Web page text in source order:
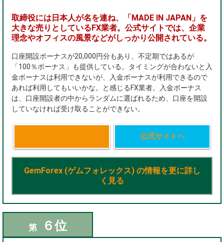
取締役には日本人が名を連ね、「MADE IN JAPAN」を
大きな売りとしているFX業者。公式サイトでは、企業
理念やオフィスの風景などがしっかり公開されている。
口座開設ボーナスが20,000円分もあり、不定期ではあるが
「100％ボーナス」も提供している。タイミングが合わないと入
金ボーナスは利用できないが、入金ボーナスが利用できるので
あれば利用してもいいかな。と感じるFX業者。入金ボーナス
は、口座開設者の中からランダムに選ばれるため、口座を開設
していなければ受け取ることができない。
公式サイトへ
GemForex (ゲムフォレックス) の情報を更に詳し
く見る
第 ６位